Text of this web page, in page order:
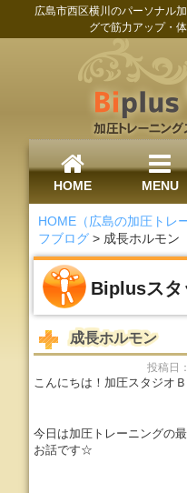
広島市西区横川のパーソナル
グで筋力アップ・
HOME MENU
HOME（広島の加圧トレ
フブログ > 成長ホルモン
Biplusスタ
成長ホルモン
投稿日
こんにちは！加圧スタジオ
今日は加圧トレーニングの
お話です☆